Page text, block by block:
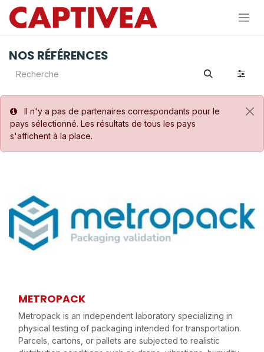
Se rendre au contenu
NOS RÉFÉRENCES
Il n'y a pas de partenaires correspondants pour le
pays sélectionné. Les résultats de tous les pays
s'affichent à la place.
METROPACK
Metropack is an independent laboratory specializing in
physical testing of packaging intended for transportation.
Parcels, cartons, or pallets are subjected to realistic